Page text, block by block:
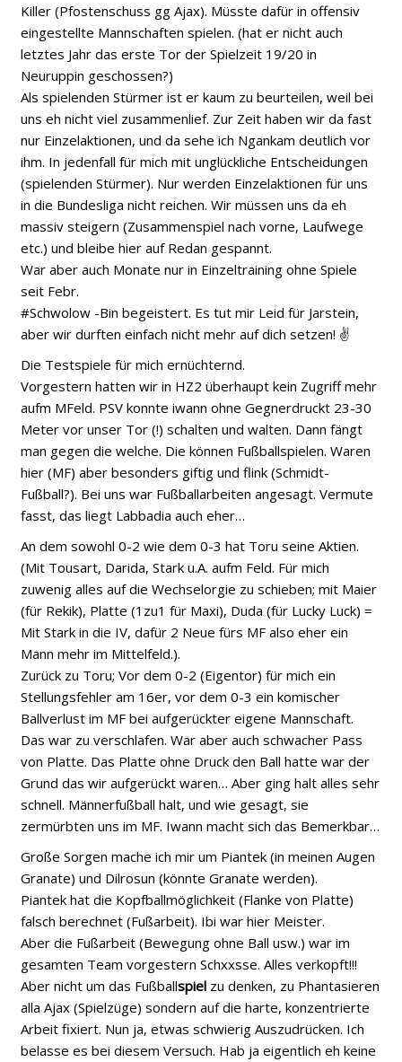
Killer (Pfostenschuss gg Ajax). Müsste dafür in offensiv
eingestellte Mannschaften spielen. (hat er nicht auch
letztes Jahr das erste Tor der Spielzeit 19/20 in
Neuruppin geschossen?)
Als spielenden Stürmer ist er kaum zu beurteilen, weil bei
uns eh nicht viel zusammenlief. Zur Zeit haben wir da fast
nur Einzelaktionen, und da sehe ich Ngankam deutlich vor
ihm. In jedenfall für mich mit unglückliche Entscheidungen
(spielenden Stürmer). Nur werden Einzelaktionen für uns
in die Bundesliga nicht reichen. Wir müssen uns da eh
massiv steigern (Zusammenspiel nach vorne, Laufwege
etc.) und bleibe hier auf Redan gespannt.
War aber auch Monate nur in Einzeltraining ohne Spiele
seit Febr.
#Schwolow -Bin begeistert. Es tut mir Leid für Jarstein,
aber wir durften einfach nicht mehr auf dich setzen! ✌️
Die Testspiele für mich ernüchternd.
Vorgestern hatten wir in HZ2 überhaupt kein Zugriff mehr
aufm MFeld. PSV konnte iwann ohne Gegnerdruckt 23-30
Meter vor unser Tor (!) schalten und walten. Dann fängt
man gegen die welche. Die können Fußballspielen. Waren
hier (MF) aber besonders giftig und flink (Schmidt-
Fußball?). Bei uns war Fußballarbeiten angesagt. Vermute
fasst, das liegt Labbadia auch eher…
An dem sowohl 0-2 wie dem 0-3 hat Toru seine Aktien.
(Mit Tousart, Darida, Stark u.A. aufm Feld. Für mich
zuwenig alles auf die Wechselorgie zu schieben; mit Maier
(für Rekik), Platte (1zu1 für Maxi), Duda (für Lucky Luck) =
Mit Stark in die IV, dafür 2 Neue fürs MF also eher ein
Mann mehr im Mittelfeld.).
Zurück zu Toru; Vor dem 0-2 (Eigentor) für mich ein
Stellungsfehler am 16er, vor dem 0-3 ein komischer
Ballverlust im MF bei aufgerückter eigene Mannschaft.
Das war zu verschlafen. War aber auch schwacher Pass
von Platte. Das Platte ohne Druck den Ball hatte war der
Grund das wir aufgerückt waren… Aber ging halt alles sehr
schnell. Männerfußball halt, und wie gesagt, sie
zermürbten uns im MF. Iwann macht sich das Bemerkbar…
Große Sorgen mache ich mir um Piantek (in meinen Augen
Granate) und Dilrosun (könnte Granate werden).
Piantek hat die Kopfballmöglichkeit (Flanke von Platte)
falsch berechnet (Fußarbeit). Ibi war hier Meister.
Aber die Fußarbeit (Bewegung ohne Ball usw.) war im
gesamten Team vorgestern Schxxsse. Alles verkopft!!!
Aber nicht um das Fußballspiel zu denken, zu Phantasieren
alla Ajax (Spielzüge) sondern auf die harte, konzentrierte
Arbeit fixiert. Nun ja, etwas schwierig Auszudrücken. Ich
belasse es bei diesem Versuch. Hab ja eigentlich eh keine